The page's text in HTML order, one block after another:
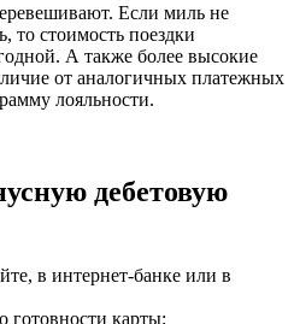
Если миль не
то стоимость поездки
А также более высокие
от аналогичных платежных
лояльности.
дебетовую
в интернет-банке или в
готовности карты;